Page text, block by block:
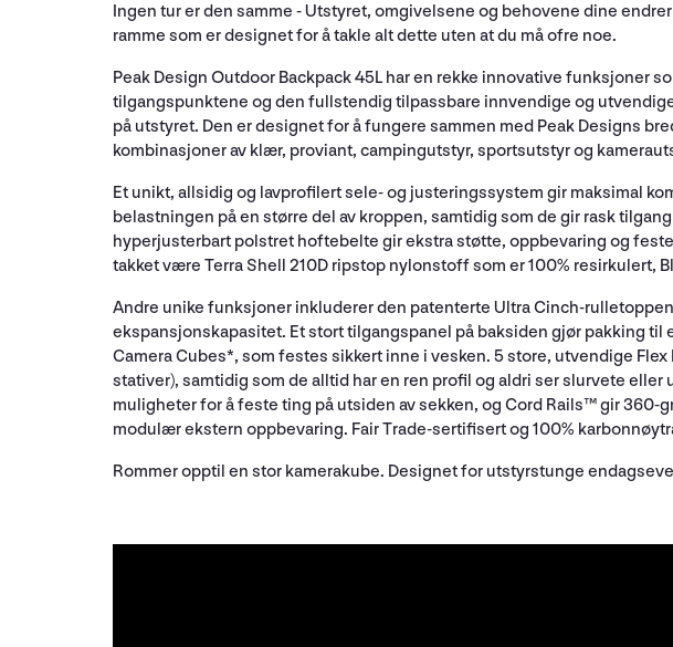
Ingen tur er den samme - Utstyret, omgivelsene og behovene dine
ramme som er designet for å takle alt dette uten at du må ofre noe.
Peak Design Outdoor Backpack 45L har en rekke innovative funksjoner
tilgangspunktene og den fullstendig tilpassbare innvendige og
på utstyret. Den er designet for å fungere sammen med Peak Designs
kombinasjoner av klær, proviant, campingutstyr, sportsutstyr og
Et unikt, allsidig og lavprofilert sele- og justeringssystem gir maksimal
belastningen på en større del av kroppen, samtidig som de gir rask
hyperjusterbart polstret hoftebelte gir ekstra støtte, oppbevaring og
takket være Terra Shell 210D ripstop nylonstoff som er 100%
Andre unike funksjoner inkluderer den patenterte Ultra Cinch-
ekspansjonskapasitet. Et stort tilgangspanel på baksiden gjør pakking
Camera Cubes*, som festes sikkert inne i vesken. 5 store, utvendige
stativer), samtidig som de alltid har en ren profil og aldri ser slurvete
muligheter for å feste ting på utsiden av sekken, og Cord Rails™ gir
modulær ekstern oppbevaring. Fair Trade-sertifisert og 100%
Rommer opptil en stor kamerakube. Designet for utstyrstunge